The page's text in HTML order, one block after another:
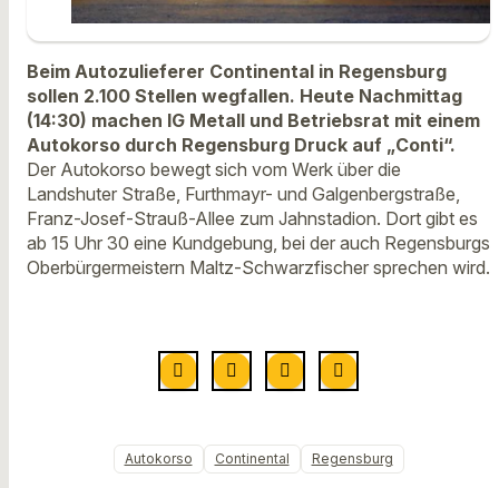
Beim Autozulieferer Continental in Regensburg
sollen 2.100 Stellen wegfallen. Heute Nachmittag
(14:30) machen IG Metall und Betriebsrat mit einem
Autokorso durch Regensburg Druck auf „Conti“.
Der Autokorso bewegt sich vom Werk über die
Landshuter Straße, Furthmayr- und Galgenbergstraße,
Franz-Josef-Strauß-Allee zum Jahnstadion. Dort gibt es
ab 15 Uhr 30 eine Kundgebung, bei der auch Regensburgs
Oberbürgermeistern Maltz-Schwarzfischer sprechen wird.
Autokorso Continental Regensburg